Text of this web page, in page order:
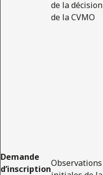
de la décision
de la CVMO
Demande
d’inscription
Observations